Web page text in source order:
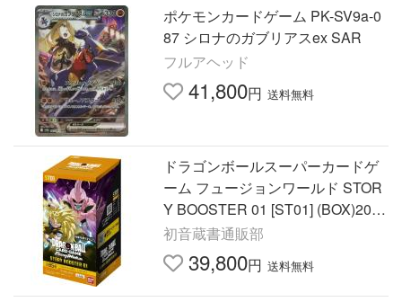
ポケモンカードゲーム PK-SV9a-0
87 シロナのガブリアスex SAR
フルアヘッド
41,800円 送料無料
ドラゴンボールスーパーカードゲ
ーム フュージョンワールド STOR
Y BOOSTER 01 [ST01] (BOX)20パ
ック入り
初音蔵書通販部
39,800円 送料無料